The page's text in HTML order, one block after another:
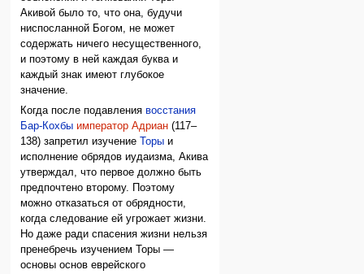
Акивой было то, что она, будучи
ниспосланной Богом, не может
содержать ничего несущественного,
и поэтому в ней каждая буква и
каждый знак имеют глубокое
значение.
Когда после подавлениявосстания
Бар-Кохбы император Адриан (117–
138) запретил изучение
Торы и
исполнение обрядов иудаизма, Акива
утверждал, что первое должно быть
предпочтено второму. Поэтому
можно отказаться от обрядности,
когда следование ей угрожает жизни.
Но даже ради спасения жизни нельзя
пренебречь изучением Торы —
основы основ еврейского